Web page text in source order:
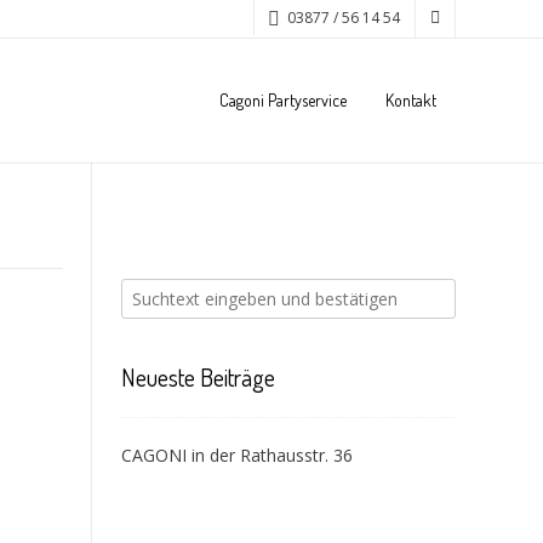
03877 / 56 14 54
Cagoni Partyservice Kontakt
Neueste Beiträge
CAGONI in der Rathausstr. 36